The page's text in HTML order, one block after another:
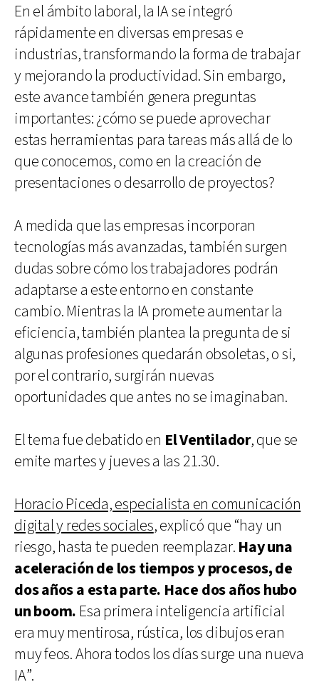
En el ámbito laboral, la IA se integró
rápidamente en diversas empresas e
industrias, transformando la forma de trabajar
y mejorando la productividad. Sin embargo,
este avance también genera preguntas
importantes: ¿cómo se puede aprovechar
estas herramientas para tareas más allá de lo
que conocemos, como en la creación de
presentaciones o desarrollo de proyectos?
A medida que las empresas incorporan
tecnologías más avanzadas, también surgen
dudas sobre cómo los trabajadores podrán
adaptarse a este entorno en constante
cambio. Mientras la IA promete aumentar la
eficiencia, también plantea la pregunta de si
algunas profesiones quedarán obsoletas, o si,
por el contrario, surgirán nuevas
oportunidades que antes no se imaginaban.
El tema fue debatido en El Ventilador, que se
emite martes y jueves a las 21.30.
Horacio Piceda, especialista en comunicación
digital y redes sociales, explicó que “hay un
riesgo, hasta te pueden reemplazar. Hay una
aceleración de los tiempos y procesos, de
dos años a esta parte. Hace dos años hubo
un boom. Esa primera inteligencia artificial
era muy mentirosa, rústica, los dibujos eran
muy feos. Ahora todos los días surge una nueva
IA”.